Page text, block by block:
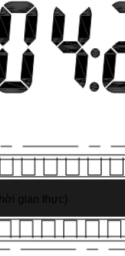
gian thực)